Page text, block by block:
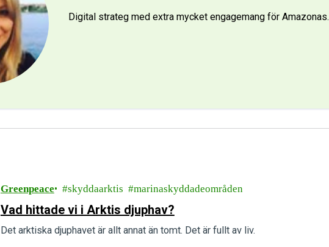
Digital strateg med extra mycket engagemang för Amazonas.
Greenpeace skyddaarktis marinaskyddadeområden
Vad hittade vi i Arktis djuphav?
Det arktiska djuphavet är allt annat än tomt. Det är fullt av liv.